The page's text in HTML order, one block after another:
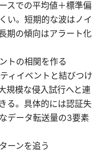
スでの平均値＋標準偏
い。短期的な波はノイ
期の傾向はアラート化
トの相関を作る
ィイベントと結びつけ
規模な侵入試行へと連
る。具体的には認証失
データ転送量の3要素
ーンを追う